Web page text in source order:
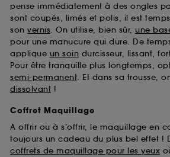
pense immédiatement à des ongles
sont coupés, limés et polis, il est
son vernis. On utilise, bien sûr, une
pour une manucure qui dure. De
applique un soin durcisseur, lissant,
Pour être tranquille plus longtemps,
semi-permanent. Et dans sa trousse,
dissolvant !
Coffret Maquillage
A offrir ou à s’offrir, le maquillage en
toujours un cadeau du plus bel effet !
coffrets de maquillage pour les yeux